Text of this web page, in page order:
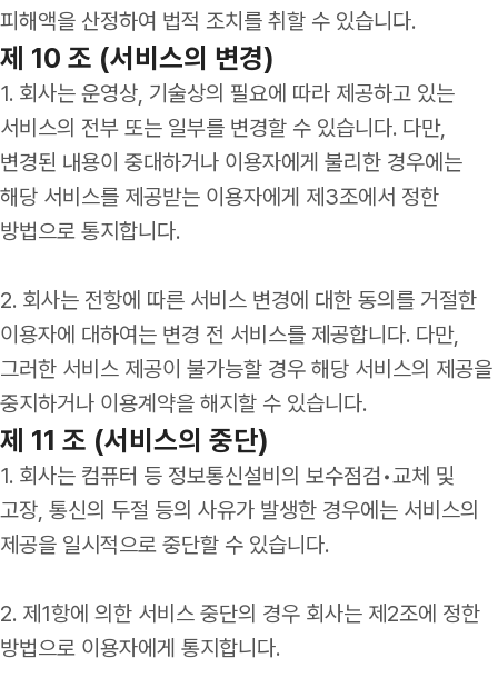
피해액을 산정하여 법적 조치를 취할 수 있습니다.
제 10 조 (서비스의 변경)
1. 회사는 운영상, 기술상의 필요에 따라 제공하고 있는
서비스의 전부 또는 일부를 변경할 수 있습니다. 다만,
변경된 내용이 중대하거나 이용자에게 불리한 경우에는
해당 서비스를 제공받는 이용자에게 제3조에서 정한
방법으로 통지합니다.
2. 회사는 전항에 따른 서비스 변경에 대한 동의를 거절한
이용자에 대하여는 변경 전 서비스를 제공합니다. 다만,
그러한 서비스 제공이 불가능할 경우 해당 서비스의 제공을
중지하거나 이용계약을 해지할 수 있습니다.
제 11 조 (서비스의 중단)
1. 회사는 컴퓨터 등 정보통신설비의 보수점검•교체 및
고장, 통신의 두절 등의 사유가 발생한 경우에는 서비스의
제공을 일시적으로 중단할 수 있습니다.
2. 제1항에 의한 서비스 중단의 경우 회사는 제2조에 정한
방법으로 이용자에게 통지합니다.